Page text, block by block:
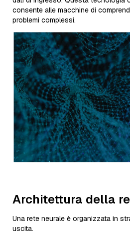
consente alle macchine di
problemi complessi.
Architettura della
Una rete neurale è organizzata in
uscita.